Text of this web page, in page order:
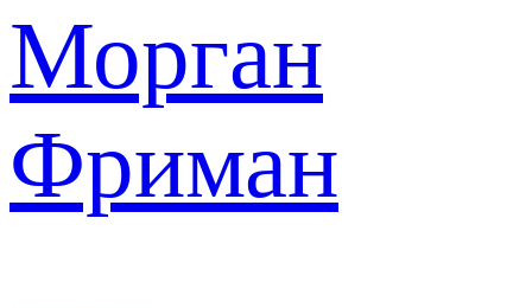
Морган
Фриман